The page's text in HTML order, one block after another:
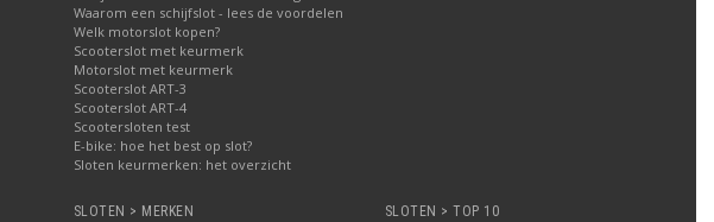
Waarom een schijfslot - lees de voordelen
Welk motorslot kopen?
Scooterslot met keurmerk
Motorslot met keurmerk
Scooterslot ART-3
Scooterslot ART-4
Scootersloten test
E-bike: hoe het best op slot?
Sloten keurmerken: het overzicht
SLOTEN > MERKEN SLOTEN > TOP 10